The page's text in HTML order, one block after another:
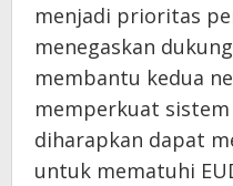
menjadi prioritas
menegaskan
membantu kedua
memperkuat sistem
diharapkan dapat
untuk mematuhi